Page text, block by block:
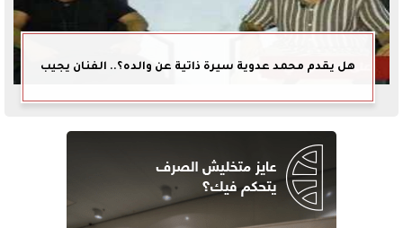
هل يقدم محمد عدوية سيرة ذاتية عن والده؟.. الفنان يجيب